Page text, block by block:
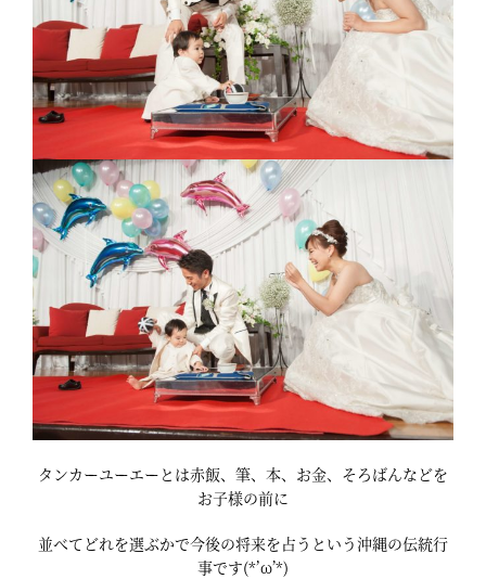
タンカーユーエーとは赤飯、筆、本、お金、そろばんなどを
お子様の前に
並べてどれを選ぶかで今後の将来を占うという沖縄の伝統行
事です(*’ω’*)